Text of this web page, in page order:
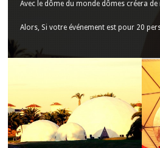
Avec le dôme du monde dômes créera
Alors, Si votre événement est pour 20